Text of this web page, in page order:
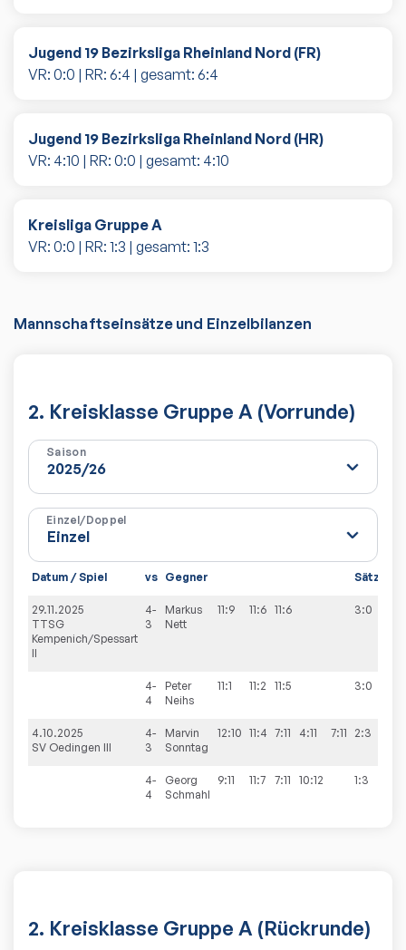
Jugend 19 Bezirksliga Rheinland Nord (FR)
VR: 0:0 | RR: 6:4 | gesamt: 6:4
Jugend 19 Bezirksliga Rheinland Nord (HR)
VR: 4:10 | RR: 0:0 | gesamt: 4:10
Kreisliga Gruppe A
VR: 0:0 | RR: 1:3 | gesamt: 1:3
Mannschaftseinsätze und Einzelbilanzen
2. Kreisklasse Gruppe A (Vorrunde)
Saison
Einzel/Doppel
Datum / Spiel vs Gegner Sätze
29.11.2025
TTSG
Kempenich/Spessart
II
4-
3
Markus
Nett
11:9 11:6 11:6 3:0
4-
4
Peter
Neihs
11:1 11:2 11:5 3:0
4.10.2025
SV Oedingen III
4-
3
Marvin
Sonntag
12:10 11:4 7:11 4:11 7:11 2:3
4-
4
Georg
Schmahl
9:11 11:7 7:11 10:12 1:3
2. Kreisklasse Gruppe A (Rückrunde)